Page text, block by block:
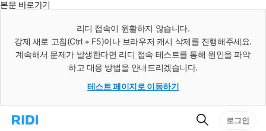
본문 바로가기
리디 접속이 원활하지 않습니다.
강제 새로 고침(Ctrl + F5)이나 브라우저 캐시 삭제를 진행해주세요.
계속해서 문제가 발생한다면 리디 접속 테스트를 통해 원인을 파악
하고 대응 방법을 안내드리겠습니다.
테스트 페이지로 이동하기
리
검
로그인